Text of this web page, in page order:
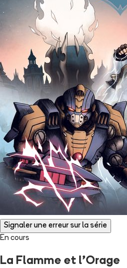
Signaler une erreur sur la série
En cours
La Flamme et l'Orage